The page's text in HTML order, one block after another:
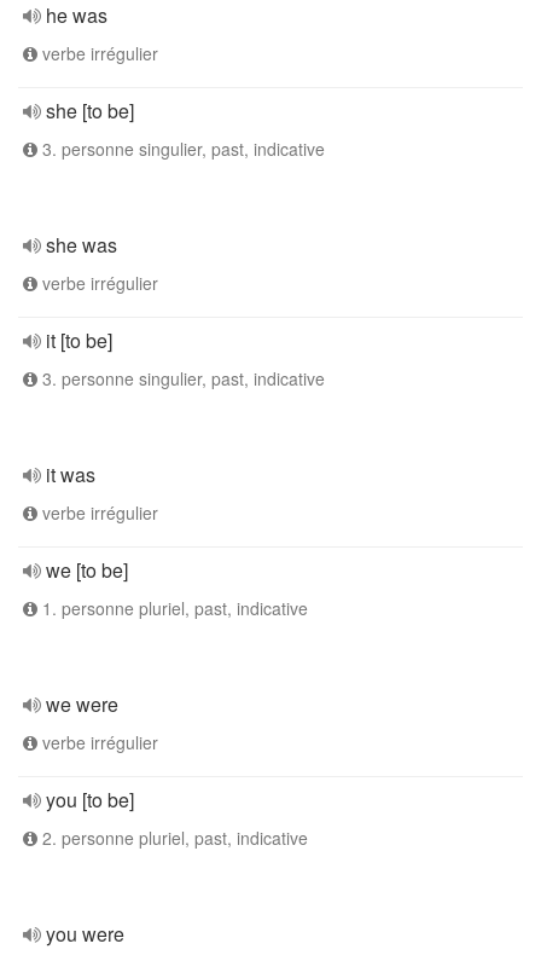
he was
verbe irrégulier
she [to be]
3. personne singulier, past, indicative
she was
verbe irrégulier
it [to be]
3. personne singulier, past, indicative
it was
verbe irrégulier
we [to be]
1. personne pluriel, past, indicative
we were
verbe irrégulier
you [to be]
2. personne pluriel, past, indicative
you were